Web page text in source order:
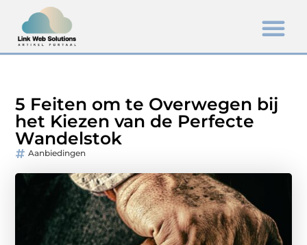
5 Feiten om te Overwegen bij
het Kiezen van de Perfecte
Wandelstok
Aanbiedingen